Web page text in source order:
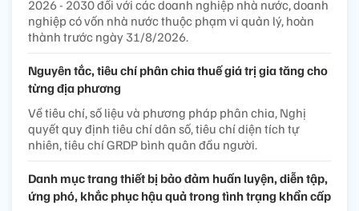
2026 - 2030 đối với các doanh nghiệp nhà nước, doanh
nghiệp có vốn nhà nước thuộc phạm vi quản lý, hoàn
thành trước ngày 31/8/2026.
Nguyên tắc, tiêu chí phân chia thuế giá trị gia tăng cho
từng địa phương
Về tiêu chí, số liệu và phương pháp phân chia, Nghị
quyết quy định tiêu chí dân số, tiêu chí diện tích tự
nhiên, tiêu chí GRDP bình quân đầu người.
Danh mục trang thiết bị bảo đảm huấn luyện, diễn tập,
ứng phó, khắc phục hậu quả trong tình trạng khẩn cấp